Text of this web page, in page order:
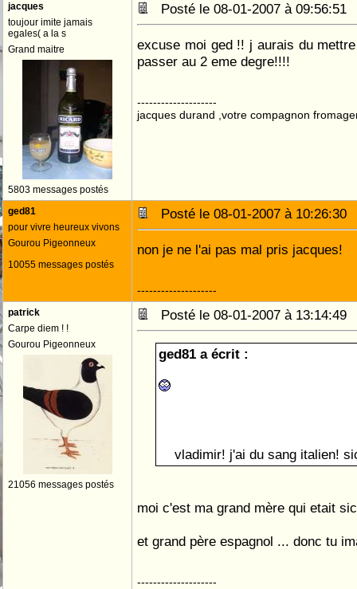
jacques
toujour imite jamais
egales( a la s
Grand maitre
5803 messages postés
Posté le 08-01-2007 à
excuse moi ged !! j aurais du
passer au 2 eme degre!!!!
--------------------
jacques durand ,votre compagnon
ged81
pour vivre heureux vivons
Gourou Pigeonneux
10055 messages postés
Posté le 08-01-2007 à
non je ne l'ai pas mal pris jacques!
--------------------
patrick
Carpe diem ! !
Gourou Pigeonneux
21056 messages postés
Posté le 08-01-2007 à
ged81 a écrit :
vladimir! j'ai du sang italien!
moi c'est ma grand mère qui etait
et grand père espagnol ... donc tu
--------------------